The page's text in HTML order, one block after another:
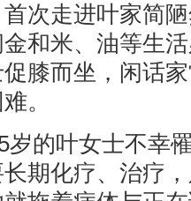
次走进叶家简
和米、油等生
膝而坐，闲话
。
岁的叶女士不幸
期化疗、治疗